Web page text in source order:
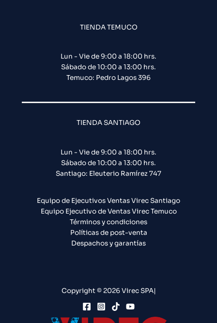
TIENDA TEMUCO
Lun - Vie de 9:00 a 18:00 hrs.
Sábado de 10:00 a 13:00 hrs.
Temuco: Pedro Lagos 396
TIENDA SANTIAGO
Lun - Vie de 9:00 a 18:00 hrs.
Sábado de 10:00 a 13:00 hrs.
Santiago: Eleuterio Ramírez 747​
Equipo de Ejecutivos Ventas Virec Santiago
Equipo Ejecutivo de Ventas Virec Temuco
Términos y condiciones
Políticas de post-venta
Despachos y garantías
Copyright © 2026 Virec SPA|